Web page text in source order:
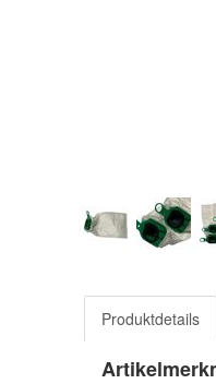
Produktdetails